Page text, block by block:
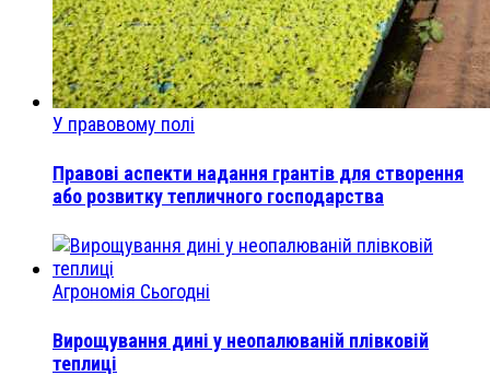
У правовому полі
Правові аспекти надання грантів для створення
або розвитку тепличного господарства
Агрономія Сьогодні
Вирощування дині у неопалюваній плівковій
теплиці